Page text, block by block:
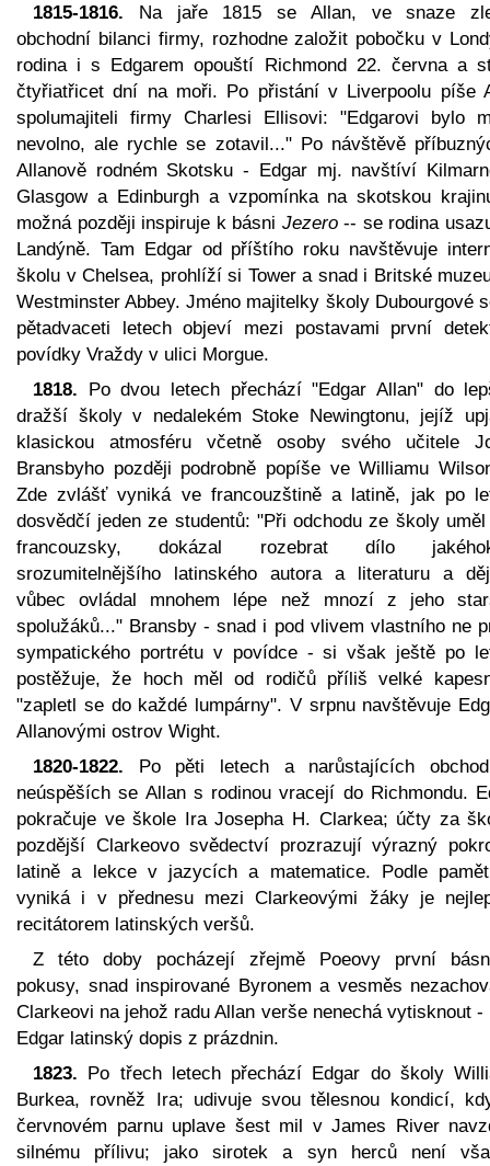
1815-1816. Na jaře 1815 se Allan, ve snaze
obchodní bilanci firmy, rozhodne založit pobočku v
rodina i s Edgarem opouští Richmond 22. června a
čtyřiatřicet dní na moři. Po přistání v Liverpoolu píše
spolumajiteli firmy Charlesi Ellisovi: "Edgarovi bylo
nevolno, ale rychle se zotavil..." Po návštěvě
Allanově rodném Skotsku - Edgar mj. navštíví
Glasgow a Edinburgh a vzpomínka na skotskou
možná později inspiruje k básni Jezero-- se rodina
Landýně. Tam Edgar od příštího roku navštěvuje
školu v Chelsea, prohlíží si Tower a snad i Britské
Westminster Abbey. Jméno majitelky školy Dubourgové
pětadvaceti letech objeví mezi postavami první
povídky Vraždy v ulici Morgue.
1818. Po dvou letech přechází "Edgar Allan" do
dražší školy v nedalekém Stoke Newingtonu, jejíž
klasickou atmosféru včetně osoby svého učitele
Bransbyho později podrobně popíše ve Williamu
Zde zvlášť vyniká ve francouzštině a latině, jak po
dosvědčí jeden ze studentů: "Při odchodu ze školy uměl
francouzsky, dokázal rozebrat dílo
srozumitelnějšího latinského autora a literaturu a
vůbec ovládal mnohem lépe než mnozí z jeho
spolužáků..." Bransby - snad i pod vlivem vlastního ne
sympatického portrétu v povídce - si však ještě po
postěžuje, že hoch měl od rodičů příliš velké
"zapletl se do každé lumpárny". V srpnu navštěvuje
Allanovými ostrov Wight.
1820-1822. Po pěti letech a narůstajících
neúspěších se Allan s rodinou vracejí do Richmondu.
pokračuje ve škole Ira Josepha H. Clarkea; účty za
pozdější Clarkeovo svědectví prozrazují výrazný
latině a lekce v jazycích a matematice. Podle
vyniká i v přednesu mezi Clarkeovými žáky je
recitátorem latinských veršů.
Z této doby pocházejí zřejmě Poeovy první
pokusy, snad inspirované Byronem a vesměs
Clarkeovi na jehož radu Allan verše nenechá vytisknout -
Edgar latinský dopis z prázdnin.
1823. Po třech letech přechází Edgar do školy
Burkea, rovněž Ira; udivuje svou tělesnou kondicí,
červnovém parnu uplave šest mil v James River
silnému přílivu; jako sirotek a syn herců není